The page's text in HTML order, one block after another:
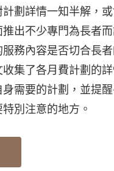
劃詳情一知半解，
出不少專門為長者
務內容是否切合長
集了各月費計劃的詳
需要的計劃，並提
別注意的地方。